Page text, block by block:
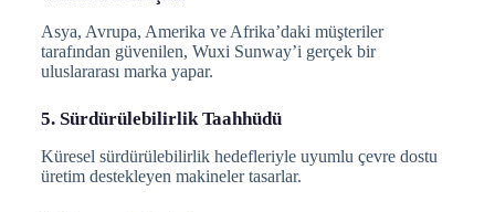
Asya, Avrupa, Amerika ve Afrika’daki müşteriler
tarafından güvenilen, Wuxi Sunway’i gerçek bir
uluslararası marka yapar.
5. Sürdürülebilirlik Taahhüdü
Küresel sürdürülebilirlik hedefleriyle uyumlu çevre dostu
üretim destekleyen makineler tasarlar.